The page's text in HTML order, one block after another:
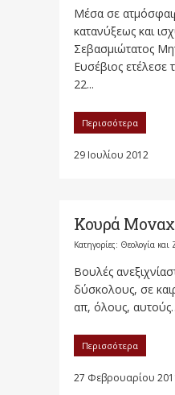
Μέσα σε
κατανύξεως και
Σεβασμιώτατος
Ευσέβιος ετέλεσε
22...
Περισσότερα
29 Ιουλίου 2012
Κουρά
Κατηγορίες: Θεολογία και
Βουλές
δύσκολους, σε
απ, όλους,
Περισσότερα
27 Φεβρουαρίου